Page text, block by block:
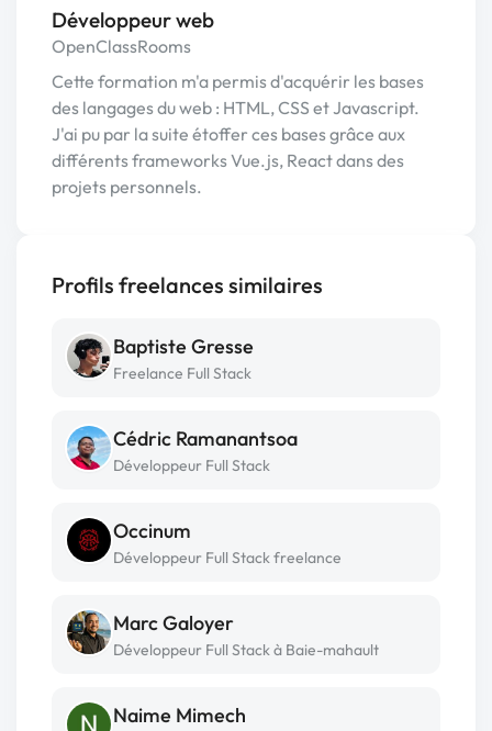
Développeur web
OpenClassRooms
Cette formation m'a permis d'acquérir les bases
des langages du web : HTML, CSS et Javascript.
J'ai pu par la suite étoffer ces bases grâce aux
différents frameworks Vue.js, React dans des
projets personnels.
Profils freelances similaires
Baptiste Gresse
Freelance Full Stack
Cédric Ramanantsoa
Développeur Full Stack
Occinum
Développeur Full Stack freelance
Marc Galoyer
Développeur Full Stack à Baie-mahault
Naime Mimech